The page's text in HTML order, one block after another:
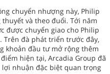
chuyển nhượng này, Philip
và theo đuổi. Tới năm
được chuyển giao cho Philip
Trên đà phát triển trước đây,
khoản đầu tư mở rộng thêm
hiện tại, Arcadia Group đã
nhuận đặc biệt quan trọng